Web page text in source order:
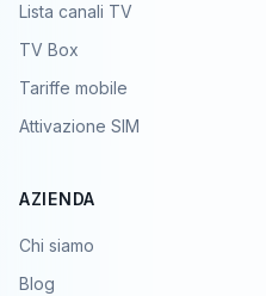
Lista canali TV
TV Box
Tariffe mobile
Attivazione SIM
AZIENDA
Chi siamo
Blog